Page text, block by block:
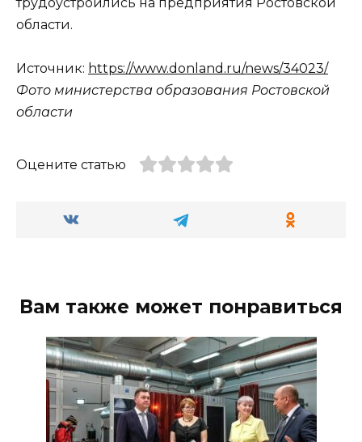
области.
Источник: https://www.donland.ru/news/34023/
Фото министерства образования Ростовской
области
Оцените статью
Вам также может понравиться